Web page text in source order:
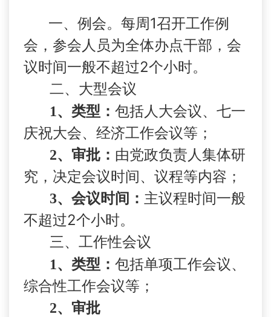
一、例会。 每周1召开工作例
会，参会人员为全体办点干部，会
议时间一般不超过2个小时。
二、大型会议
1、类型： 包括人大会议、七一
庆祝大会、经济工作会议等；
2、审批： 由党政负责人集体研
究，决定会议时间、议程等内容；
3、会议时间： 主议程时间一般
不超过2个小时。
三、工作性会议
1、类型： 包括单项工作会议、
综合性工作会议等；
2、审批